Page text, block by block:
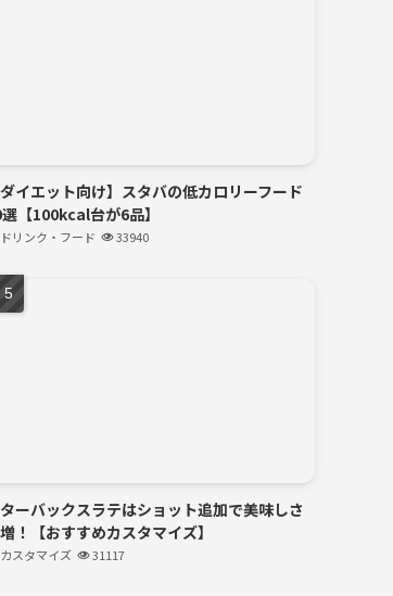
ダイエット向け】スタバの低カロリーフード
【100kcal台が6品】
ドリンク・フード 33940
ーバックスラテはショット追加で美味しさ
！【おすすめカスタマイズ】
カスタマイズ 31117